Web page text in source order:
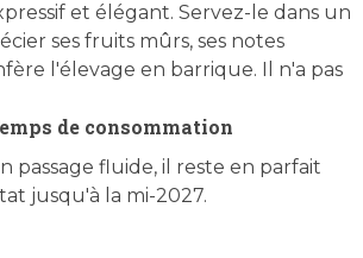
et élégant. Servez-le dans un
ses fruits mûrs, ses notes
l'élevage en barrique. Il n'a pas
de consommation
passage fluide, il reste en parfait
jusqu'à la mi-2027.